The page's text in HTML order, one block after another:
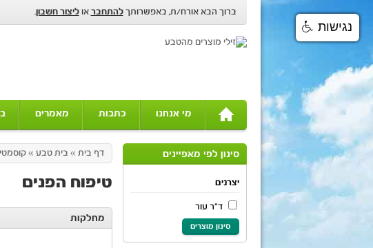
ברוך הבא אורח/ת, באפשרותךלהתחבר אוליצור חשבון.
מי אנחנו כתבות מאמרים
סינון לפי מאפיינים
יצרנים
ד"ר עור
סינון מוצרים
דף בית » בית טבע »
טיפוח הפנים
מחלקות
נגישות